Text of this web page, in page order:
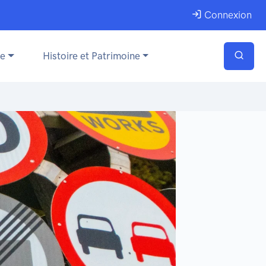
Connexion
Histoire et Patrimoine